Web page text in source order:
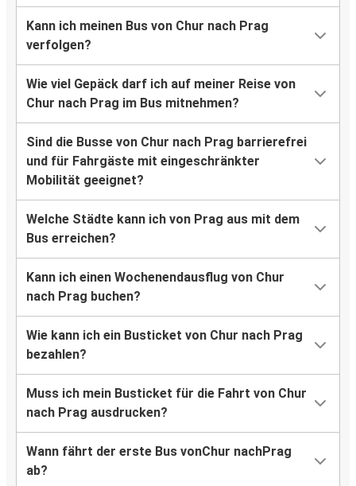
Kann ich meinen Bus von Chur nach Prag
verfolgen?
Wie viel Gepäck darf ich auf meiner Reise von
Chur nach Prag im Bus mitnehmen?
Sind die Busse von Chur nach Prag barrierefrei
und für Fahrgäste mit eingeschränkter
Mobilität geeignet?
Welche Städte kann ich von Prag aus mit dem
Bus erreichen?
Kann ich einen Wochenendausflug von Chur
nach Prag buchen?
Wie kann ich ein Busticket von Chur nach Prag
bezahlen?
Muss ich mein Busticket für die Fahrt von Chur
nach Prag ausdrucken?
Wann fährt der erste Bus vonChur nachPrag
ab?